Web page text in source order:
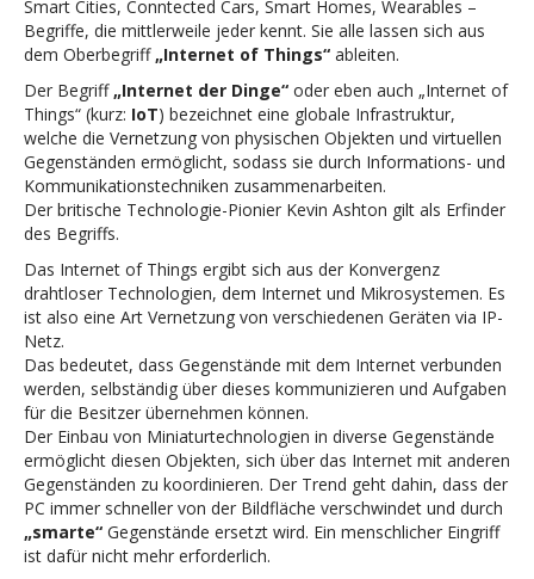
Smart Cities, Conntected Cars, Smart Homes, Wearables –
Begriffe, die mittlerweile jeder kennt. Sie alle lassen sich aus
dem Oberbegriff „Internet of Things“ ableiten.
Der Begriff „Internet der Dinge“ oder eben auch „Internet of
Things“ (kurz: IoT) bezeichnet eine globale Infrastruktur,
welche die Vernetzung von physischen Objekten und virtuellen
Gegenständen ermöglicht, sodass sie durch Informations- und
Kommunikationstechniken zusammenarbeiten.
Der britische Technologie-Pionier Kevin Ashton gilt als Erfinder
des Begriffs.
Das Internet of Things ergibt sich aus der Konvergenz
drahtloser Technologien, dem Internet und Mikrosystemen. Es
ist also eine Art Vernetzung von verschiedenen Geräten via IP-
Netz.
Das bedeutet, dass Gegenstände mit dem Internet verbunden
werden, selbständig über dieses kommunizieren und Aufgaben
für die Besitzer übernehmen können.
Der Einbau von Miniaturtechnologien in diverse Gegenstände
ermöglicht diesen Objekten, sich über das Internet mit anderen
Gegenständen zu koordinieren. Der Trend geht dahin, dass der
PC immer schneller von der Bildfläche verschwindet und durch
„smarte“ Gegenstände ersetzt wird. Ein menschlicher Eingriff
ist dafür nicht mehr erforderlich.